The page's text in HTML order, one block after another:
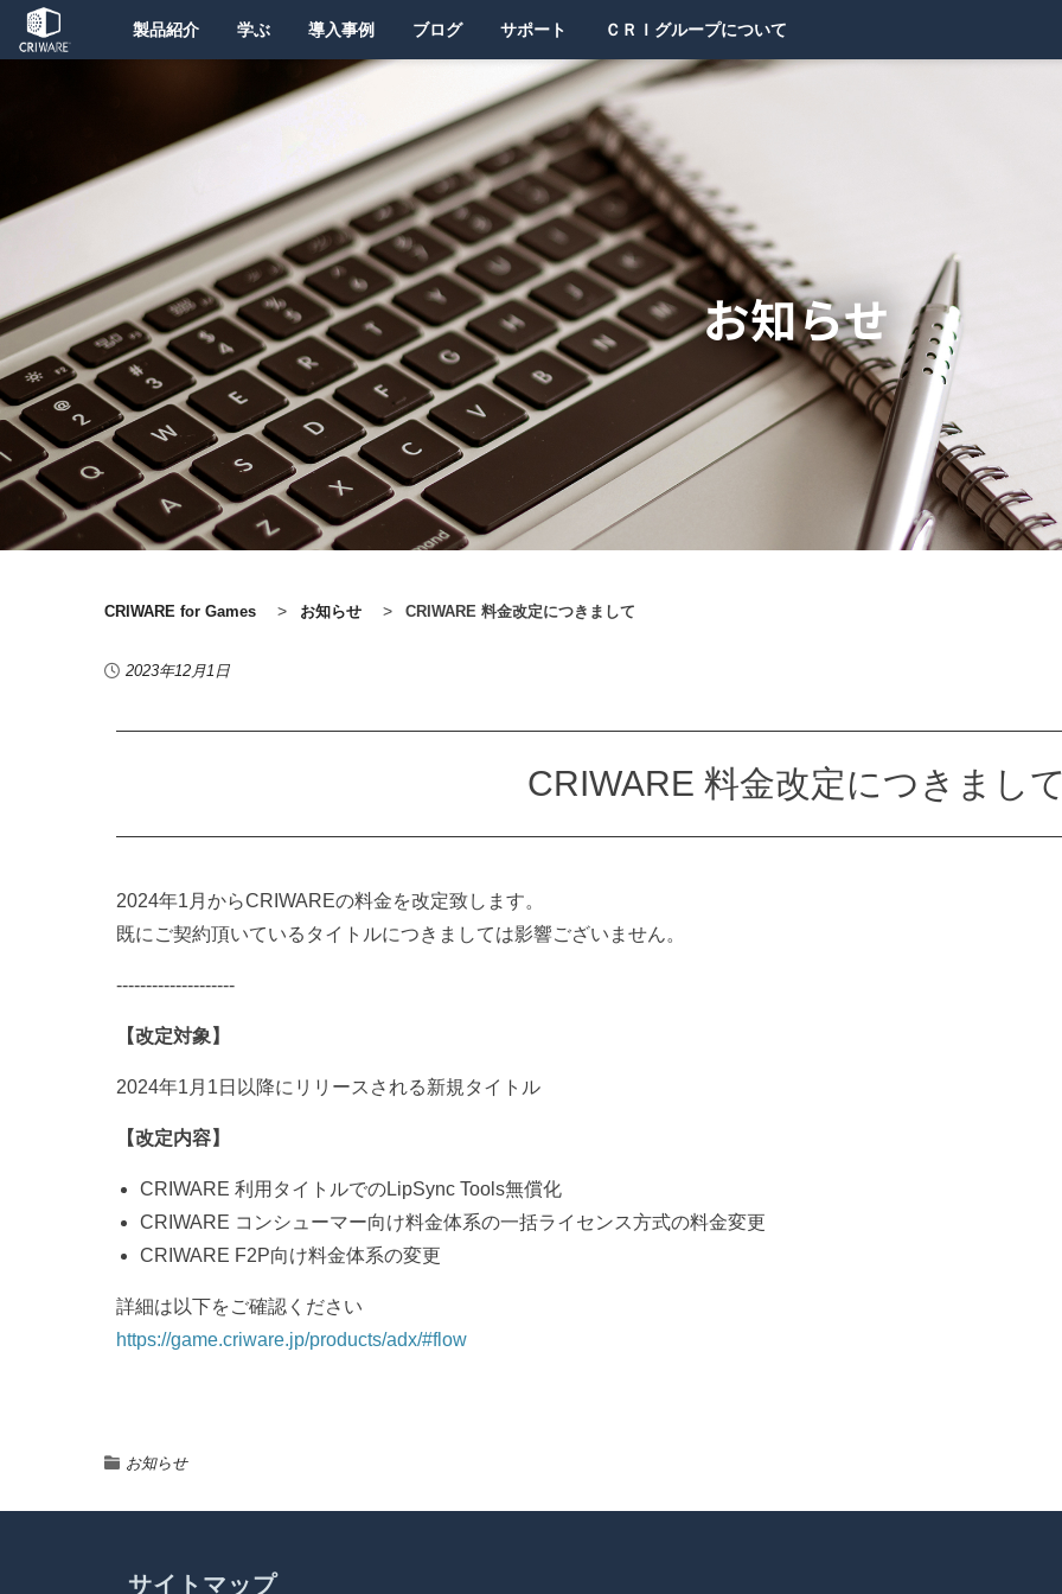
製品紹介 学ぶ 導入事例 ブログ サポート ＣＲＩグループについて
お知らせ
CRIWARE for Games > お知らせ > CRIWARE 料金改定につきまして
2023年12月1日
CRIWARE 料金改定につきまし
2024年1月からCRIWAREの料金を改定致します。
既にご契約頂いているタイトルにつきましては影響ございません。
--------------------
【改定対象】
2024年1月1日以降にリリースされる新規タイトル
【改定内容】
CRIWARE 利用タイトルでのLipSync Tools無償化
CRIWARE コンシューマー向け料金体系の一括ライセンス方式の料金変更
CRIWARE F2P向け料金体系の変更
詳細は以下をご確認ください
https://game.criware.jp/products/adx/#flow
お知らせ
サイトマップ